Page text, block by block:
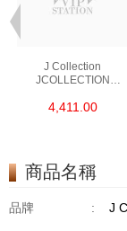
J Collection
JCOLLECTION
RDDI 0.48 CT18KR
4,411.00
商品名稱
品牌 : J